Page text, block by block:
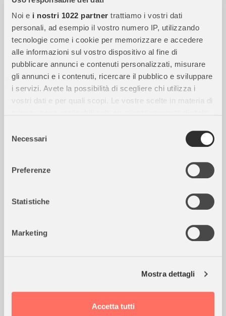
Noi e i nostri 1022 partner trattiamo i vostri dati
personali, ad esempio il vostro numero IP, utilizzando
tecnologie come i cookie per memorizzare e accedere
alle informazioni sul vostro dispositivo al fine di
pubblicare annunci e contenuti personalizzati, misurare
gli annunci e i contenuti, ricercare il pubblico e sviluppare
i servizi. Avete la possibilità di scegliere chi utilizza i
vostri dati e per quali scopi. Le vostre scelte in materia di
modificare o revocare il proprio consenso in qualsiasi
momento dalla Dichiarazione sui cookie o facendo clic
raccogliere informazioni sulla tua posizione
geografica, con un'approssimazione di qualche
Identificare il tuo dispositivo, scansionandolo
Approfondisci come vengono elaborati i tuoi dati personali
dalla Dichiarazione sui cookie.
delNecessari
Preferenze
Statistiche
Marketing
Mostra dettagli
Accetta tutti
SPEDIZIONE GRATUITA
XXS - 3/4 Anni
SPEDIZIONE GRATUITA